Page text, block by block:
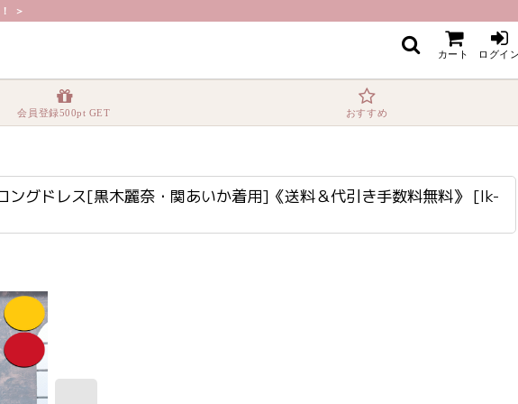
＞
カート ログイ
会員登録500pt GET おすすめ
麗奈・関あいか着用]《送料＆代引き手数料無料》
グドレス[黒木麗奈・関あいか着用]《送料＆代引き手数料無料》 [lk-